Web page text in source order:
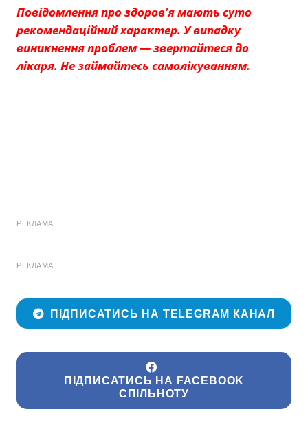
Повідомлення про здоров’я мають суто
рекомендаційний характер. У випадку
виникнення проблем — звертайтеся до
лікаря. Не займайтесь самолікуванням.
РЕКЛАМА
РЕКЛАМА
ПІДПИСАТИСЬ НА TELEGRAM КАНАЛ
ПІДПИСАТИСЬ НА FACEBOOK
СПІЛЬНОТУ